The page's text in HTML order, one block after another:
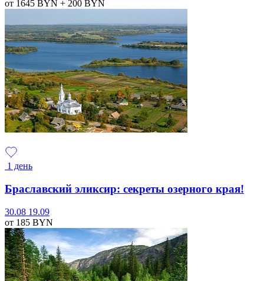
от 1645 BYN + 200 BYN
1 день
Браславский эликсир: секреты озерного края!
30.08 19.09
от 185 BYN